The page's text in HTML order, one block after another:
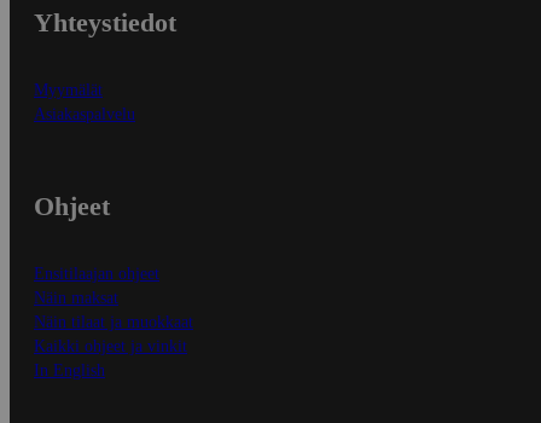
Yhteystiedot
Myymälät
Asiakaspalvelu
Ohjeet
Ensitilaajan ohjeet
Näin maksat
Näin tilaat ja muokkaat
Kaikki ohjeet ja vinkit
In English